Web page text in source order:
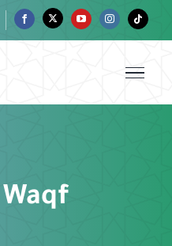
FacebookTwitter YouTubeInstagramTiktok